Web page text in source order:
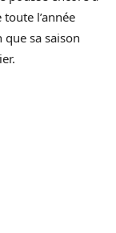
l’année
que sa saison